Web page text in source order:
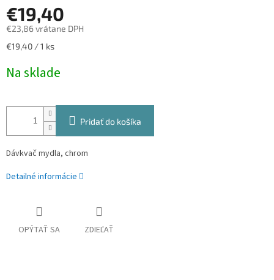
€19,40
€23,86 vrátane DPH
Jednotková
€19,40 / 1 ks
Na sklade
Pridať do košíka
Dávkvač mydla, chrom
Detailné informácie
OPÝTAŤ SA ZDIEĽAŤ